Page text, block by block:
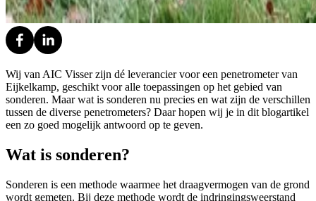
Wij van AIC Visser zijn dé leverancier voor een penetrometer van
Eijkelkamp, geschikt voor alle toepassingen op het gebied van
sonderen. Maar wat is sonderen nu precies en wat zijn de verschillen
tussen de diverse penetrometers? Daar hopen wij je in dit blogartikel
een zo goed mogelijk antwoord op te geven.
Wat is sonderen?
Sonderen is een methode waarmee het draagvermogen van de grond
wordt gemeten. Bij deze methode wordt de indringingsweerstand